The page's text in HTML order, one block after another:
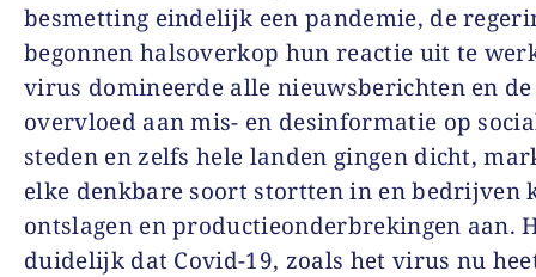
besmetting eindelijk een pandemie, de
begonnen halsoverkop hun reactie uit te
virus domineerde alle nieuwsberichten en de
overvloed aan mis- en desinformatie op
steden en zelfs hele landen gingen dicht,
elke denkbare soort stortten in en bedrijven
ontslagen en productieonderbrekingen aan.
duidelijk dat Covid-19, zoals het virus nu